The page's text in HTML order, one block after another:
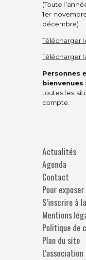
(Toute
1er
décembre)
Télécharger
Télécharger
Personnes
bienvenues :
toutes les
compte.
Actualités
Agenda
Contact
Pour exposer
S’inscrire à
Mentions
Politique de
Plan du site
L'association